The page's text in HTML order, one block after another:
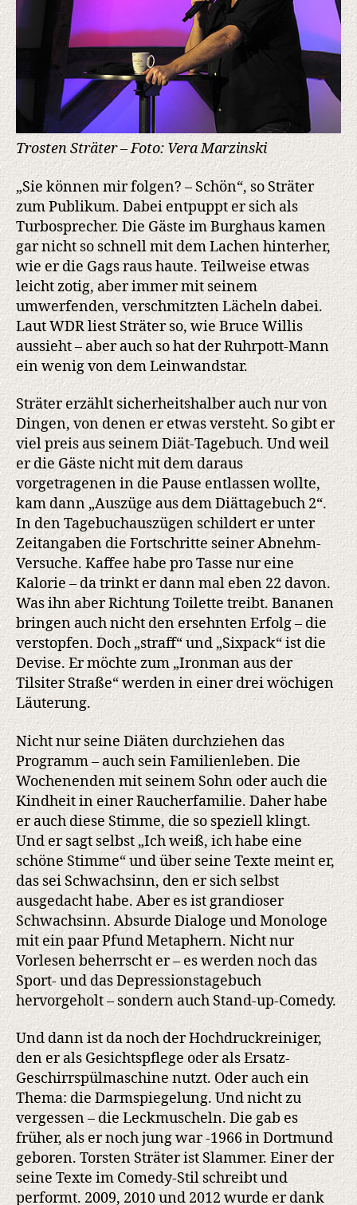
Trosten Sträter – Foto: Vera Marzinski
„Sie können mir folgen? – Schön“, so Sträter
zum Publikum. Dabei entpuppt er sich als
Turbosprecher. Die Gäste im Burghaus kamen
gar nicht so schnell mit dem Lachen hinterher,
wie er die Gags raus haute. Teilweise etwas
leicht zotig, aber immer mit seinem
umwerfenden, verschmitzten Lächeln dabei.
Laut WDR liest Sträter so, wie Bruce Willis
aussieht – aber auch so hat der Ruhrpott-Mann
ein wenig von dem Leinwandstar.
Sträter erzählt sicherheitshalber auch nur von
Dingen, von denen er etwas versteht. So gibt er
viel preis aus seinem Diät-Tagebuch. Und weil
er die Gäste nicht mit dem daraus
vorgetragenen in die Pause entlassen wollte,
kam dann „Auszüge aus dem Diättagebuch 2“.
In den Tagebuchauszügen schildert er unter
Zeitangaben die Fortschritte seiner Abnehm-
Versuche. Kaffee habe pro Tasse nur eine
Kalorie – da trinkt er dann mal eben 22 davon.
Was ihn aber Richtung Toilette treibt. Bananen
bringen auch nicht den ersehnten Erfolg – die
verstopfen. Doch „straff“ und „Sixpack“ ist die
Devise. Er möchte zum „Ironman aus der
Tilsiter Straße“ werden in einer drei wöchigen
Läuterung.
Nicht nur seine Diäten durchziehen das
Programm – auch sein Familienleben. Die
Wochenenden mit seinem Sohn oder auch die
Kindheit in einer Raucherfamilie. Daher habe
er auch diese Stimme, die so speziell klingt.
Und er sagt selbst „Ich weiß, ich habe eine
schöne Stimme“ und über seine Texte meint er,
das sei Schwachsinn, den er sich selbst
ausgedacht habe. Aber es ist grandioser
Schwachsinn. Absurde Dialoge und Monologe
mit ein paar Pfund Metaphern. Nicht nur
Vorlesen beherrscht er – es werden noch das
Sport- und das Depressionstagebuch
hervorgeholt – sondern auch Stand-up-Comedy.
Und dann ist da noch der Hochdruckreiniger,
den er als Gesichtspflege oder als Ersatz-
Geschirrspülmaschine nutzt. Oder auch ein
Thema: die Darmspiegelung. Und nicht zu
vergessen – die Leckmuscheln. Die gab es
früher, als er noch jung war -1966 in Dortmund
geboren. Torsten Sträter ist Slammer. Einer der
seine Texte im Comedy-Stil schreibt und
performt. 2009, 2010 und 2012 wurde er dank